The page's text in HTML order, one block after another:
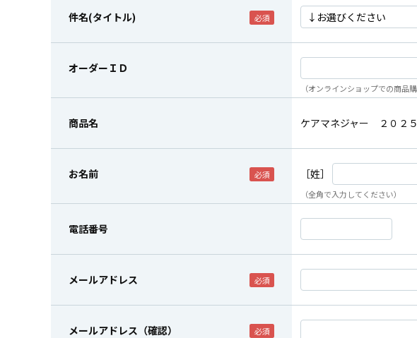
件名(タイトル)
オーダーＩＤ
（オンラインショップでの商品
商品名 ケアマネジャー ２０２
お名前 ［姓］
（全角で入力してください）
電話番号
メールアドレス
メールアドレス（確認）